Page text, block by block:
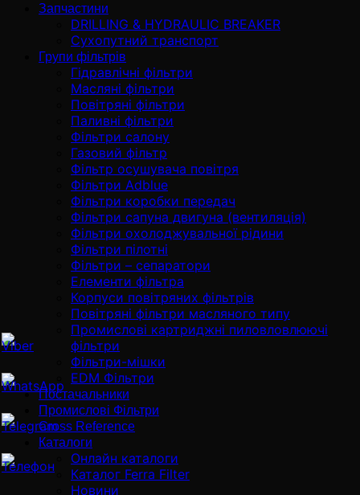
Запчастини
DRILLING & HYDRAULIC BREAKER
Сухопутний транспорт
Групи фільтрів
Гідравлічні фільтри
Масляні фільтри
Повітряні фільтри
Паливні фільтри
Фільтри салону
Газовий фільтр
Фільтр осушувача повітря
Фільтри Adblue
Фільтри коробки передач
Фільтри сапуна двигуна (вентиляція)
Фільтри охолоджувальної рідини
Фільтри пілотні
Фільтри – сепаратори
Елементи фільтра
Корпуси повітряних фільтрів
Повітряні фільтри масляного типу
Промислові картриджні пиловловлюючі
фільтри
Фільтри-мішки
EDM Фільтри
Постачальники
Промислові Фільтри
Cross Reference
Каталоги
Онлайн каталоги
Каталог Ferra Filter
Новини